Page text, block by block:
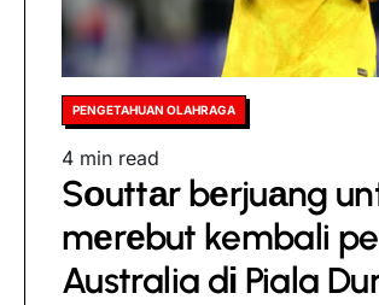
Posted
PENGETAHUAN OLAHRAGA
Estimated
read
time
4 min read
Sоuttаr bеrjuаng
mеrеbut kembali
Australia dі Piala